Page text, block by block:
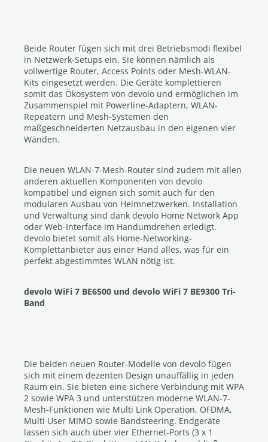
Beide Router fügen sich mit drei Betriebsmodi flexibel
in Netzwerk-Setups ein. Sie können nämlich als
vollwertige Router, Access Points oder Mesh-WLAN-
Kits eingesetzt werden. Die Geräte komplettieren
somit das Ökosystem von devolo und ermöglichen im
Zusammenspiel mit Powerline-Adaptern, WLAN-
Repeatern und Mesh-Systemen den
maßgeschneiderten Netzausbau in den eigenen vier
Wänden.
Die neuen WLAN-7-Mesh-Router sind zudem mit allen
anderen aktuellen Komponenten von devolo
kompatibel und eignen sich somit auch für den
modularen Ausbau von Heimnetzwerken. Installation
und Verwaltung sind dank devolo Home Network App
oder Web-Interface im Handumdrehen erledigt.
devolo bietet somit als Home-Networking-
Komplettanbieter aus einer Hand alles, was für ein
perfekt abgestimmtes WLAN nötig ist.
devolo WiFi 7 BE6500 und devolo WiFi 7 BE9300 Tri-
Band
Die beiden neuen Router-Modelle von devolo fügen
sich mit einem dezenten Design unauffällig in jeden
Raum ein. Sie bieten eine sichere Verbindung mit WPA
2 sowie WPA 3 und unterstützen moderne WLAN-7-
Mesh-Funktionen wie Multi Link Operation, OFDMA,
Multi User MIMO sowie Bandsteering. Endgeräte
lassen sich auch über vier Ethernet-Ports (3 x 1